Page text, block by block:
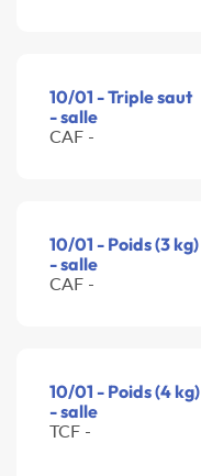
10/01 - Triple saut
- salle
CAF -
10/01 - Poids (3 kg)
- salle
CAF -
10/01 - Poids (4 kg)
- salle
TCF -